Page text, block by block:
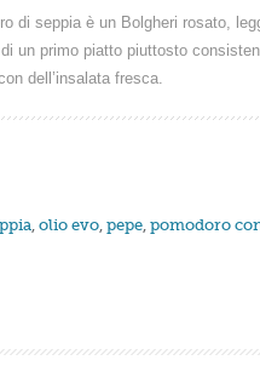
di seppia è un Bolgheri rosato,
un primo piatto piuttosto
dell’insalata fresca.
, olio evo, pepe, pomodoro